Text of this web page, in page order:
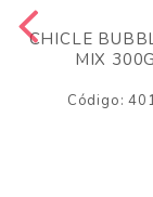
CHICLE
MIX
Código: